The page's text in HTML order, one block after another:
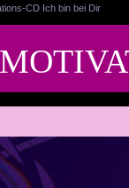
CD Ich bin bei Dir